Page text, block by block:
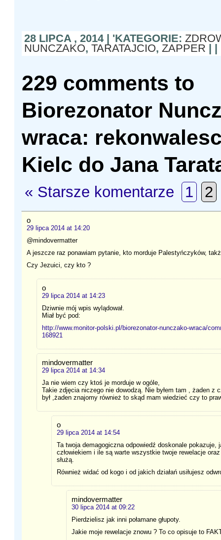
28 LIPCA , 2014 | 'KATEGORIE:
NUNCZAKO,TARATAJCIO,ZAPPER | |
229 comments to
Biorezonator
wraca:
Kielc do Jana
« Starsze komentarze 1 2
o
29 lipca 2014 at 14:20
@mindovermatter
A jeszcze raz ponawiam pytanie, kto morduje Palestyńczyków,
Czy Jezuici, czy kto ?
o
29 lipca 2014 at 14:23
Dziwnie mój wpis wylądował.
Miał być pod:
http://www.monitor-polski.pl/biorezonator-nunczako-wraca/
168921
mindovermatter
29 lipca 2014 at 14:34
Ja nie wiem czy ktoś je morduje w ogóle,
Takie zdjęcia niczego nie dowodzą. Nie byłem tam , żaden z
był ,żaden znajomy również to skąd mam wiedzieć czy to
o
29 lipca 2014 at 14:54
Ta twoja demagogiczna odpowiedź doskonale pokazuje,
człowiekiem i ile są warte wszystkie twoje rewelacje
służą.
Również widać od kogo i od jakich działań usiłujesz
mindovermatter
30 lipca 2014 at 09:22
Pierdzielisz jak inni połamane głupoty.
Jakie moje rewelacje znowu ? To co opisuje to